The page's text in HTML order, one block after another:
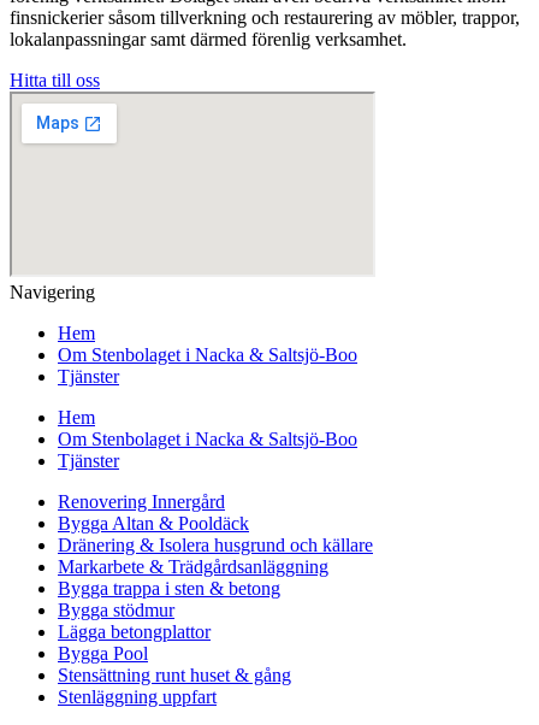
finsnickerier såsom tillverkning och restaurering av möbler, trappor,
lokalanpassningar samt därmed förenlig verksamhet.
Hitta till oss
Navigering
Hem
Om Stenbolaget i Nacka & Saltsjö-Boo
Tjänster
Hem
Om Stenbolaget i Nacka & Saltsjö-Boo
Tjänster
Renovering Innergård
Bygga Altan & Pooldäck
Dränering & Isolera husgrund och källare
Markarbete & Trädgårdsanläggning
Bygga trappa i sten & betong
Bygga stödmur
Lägga betongplattor
Bygga Pool
Stensättning runt huset & gång
Stenläggning uppfart